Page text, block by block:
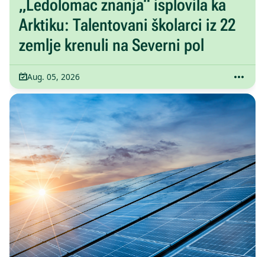
„Ledolomac znanja“ isplovila ka
Arktiku: Talentovani školarci iz 22
zemlje krenuli na Severni pol
Aug. 05, 2026